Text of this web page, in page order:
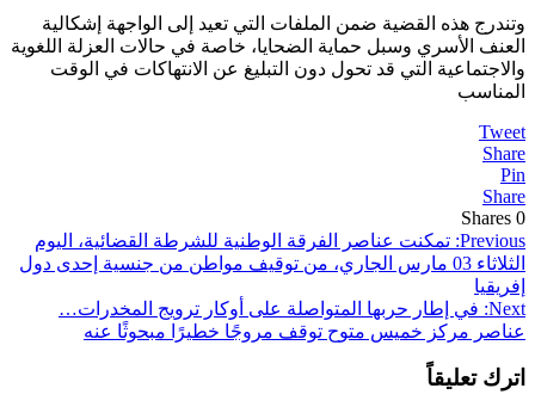
وتندرج هذه القضية ضمن الملفات التي تعيد إلى الواجهة إشكالية
العنف الأسري وسبل حماية الضحايا، خاصة في حالات العزلة اللغوية
والاجتماعية التي قد تحول دون التبليغ عن الانتهاكات في الوقت
المناسب
Tweet
Share
Pin
Share
0
Shares
تصفّح
المقالات
Previous: تمكنت عناصر الفرقة الوطنية للشرطة القضائية، اليوم
الثلاثاء 03 مارس الجاري، من توقيف مواطن من جنسية إحدى دول
إفريقيا
Next: في إطار حربها المتواصلة على أوكار ترويج المخدرات…
عناصر مركز خميس متوح توقف مروجًا خطيرًا مبحوثًا عنه
اترك تعليقاً